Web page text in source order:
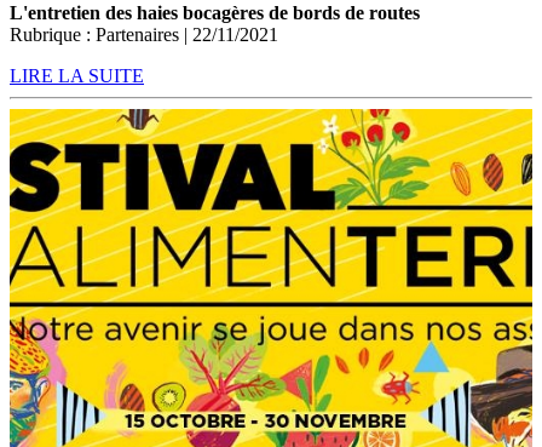
L'entretien des haies bocagères de bords de routes
Rubrique : Partenaires | 22/11/2021
LIRE LA SUITE